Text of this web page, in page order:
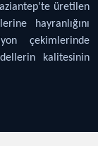
üretilen
hayranlığını
çekimlerinde
kalitesinin